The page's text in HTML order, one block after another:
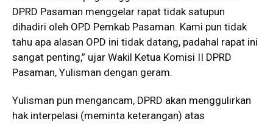
DPRD Pasaman menggelar rapat tidak satupun
dihadiri oleh OPD Pemkab Pasaman. Kami pun tidak
tahu apa alasan OPD ini tidak datang, padahal rapat ini
sangat penting,” ujar Wakil Ketua Komisi II DPRD
Pasaman, Yulisman dengan geram.
Yulisman pun mengancam, DPRD akan menggulirkan
hak interpelasi (meminta keterangan) atas